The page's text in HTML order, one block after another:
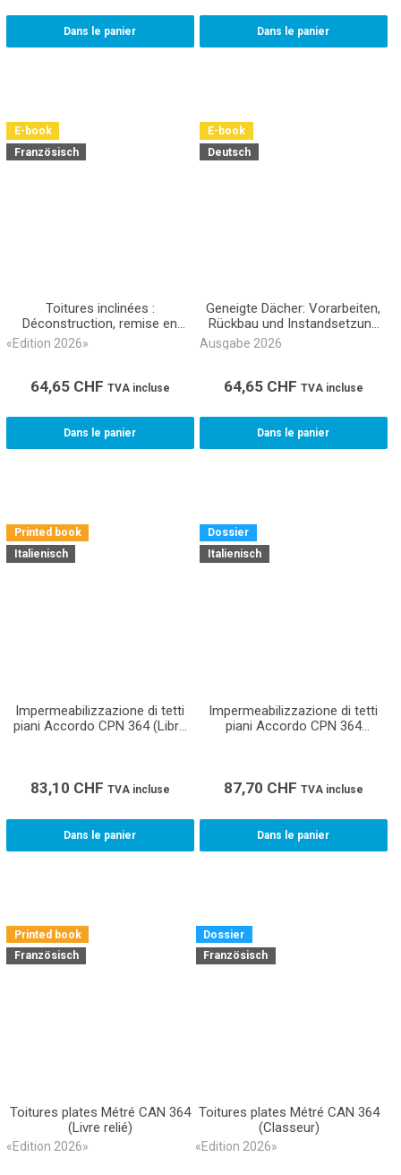
Dans le panier Dans le panier
E-book
Französisch
Toitures inclinées :
Déconstruction, remise en
état Métré CAN 361 (eBook)
«Edition 2026»
64,65 CHF TVA incluse
Dans le panier
E-book
Deutsch
Geneigte Dächer: Vorarbeiten,
Rückbau und Instandsetzung
Ausgabe 2026
64,65 CHF TVA incluse
Dans le panier
Printed book
Italienisch
Impermeabilizzazione di tetti
piani Accordo CPN 364 (Libro
83,10 CHF TVA incluse
Dans le panier
Dossier
Italienisch
Impermeabilizzazione di tetti
piani Accordo CPN 364
87,70 CHF TVA incluse
Dans le panier
Printed book
Französisch
Toitures plates Métré CAN 364
(Livre relié)
«Edition 2026»
Dossier
Französisch
Toitures plates Métré CAN 364
(Classeur)
«Edition 2026»